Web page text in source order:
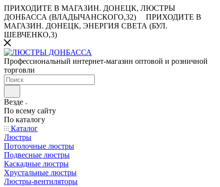
ПРИХОДИТЕ В МАГАЗИН. ДОНЕЦК, ЛЮСТРЫ
ДОНБАССА (ВЛАДЫЧАНСКОГО,32)
ПРИХОДИТЕ В
МАГАЗИН. ДОНЕЦК, ЭНЕРГИЯ СВЕТА (БУЛ.
ШЕВЧЕНКО,3)
Профессиональный интернет-магазин оптовой и розничной
торговли
Везде
По всему сайту
По каталогу
Каталог
Люстры
Потолочные люстры
Подвесные люстры
Каскадные люстры
Хрустальные люстры
Люстры-вентиляторы